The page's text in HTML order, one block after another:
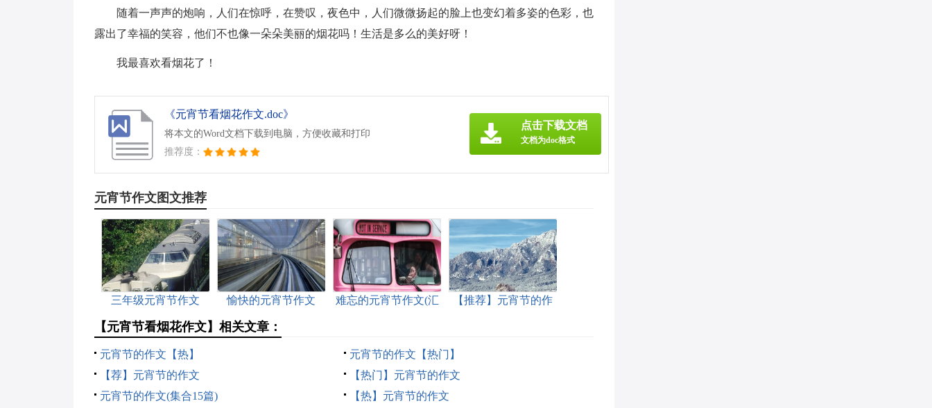
随着一声声的炮响，人们在惊呼，在赞叹，夜色中，人们微微扬起的脸上也变幻着多姿的色彩，也
露出了幸福的笑容，他们不也像一朵朵美丽的烟花吗！生活是多么的美好呀！
我最喜欢看烟花了！
《元宵节看烟花作文.doc》
将本文的Word文档下载到电脑，方便收藏和打印
推荐度：
点击下载文档
文档为doc格式
元宵节作文图文推荐
三年级元宵节作文 愉快的元宵节作文
难忘的元宵节作文(汇
【推荐】元宵节的作
【元宵节看烟花作文】相关文章：
元宵节的作文【热】
元宵节的作文【热门】
【荐】元宵节的作文
【热门】元宵节的作文
元宵节的作文(集合15篇)
【热】元宵节的作文